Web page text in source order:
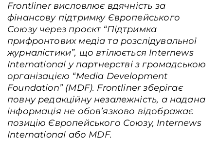
Frontliner висловлює вдячність за
фінансову підтримку Європейського
Союзу через проєкт “Підтримка
прифронтових медіа та розслідувальної
журналістики”, що втілюється Internews
International у партнерстві з громадською
організацією “Media Development
Foundation” (MDF). Frontliner зберігає
повну редакційну незалежність, а надана
інформація не обов’язково відображає
позицію Європейського Союзу, Internews
International або MDF.